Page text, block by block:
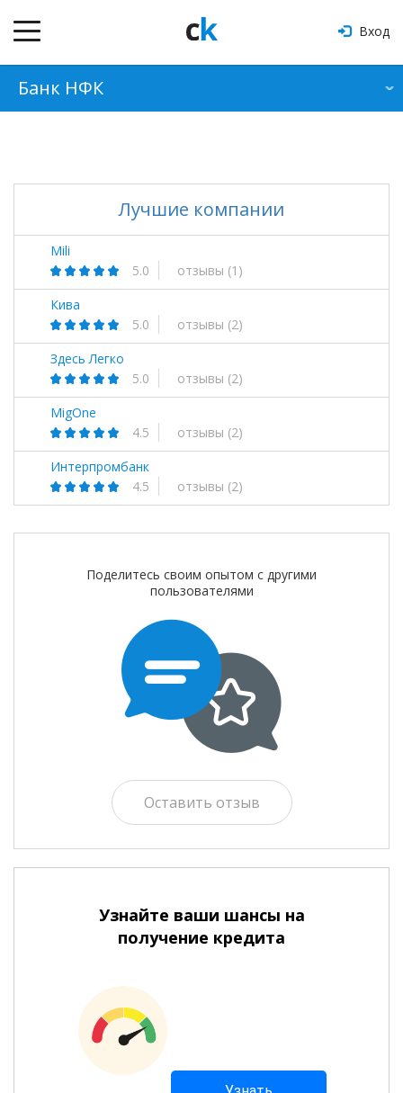
Вход
Оформить кредит
Банк НФК
Лучшие компании
Mili
5.0
отзывы (1)
Кива
5.0
отзывы (2)
Здесь Легко
5.0
отзывы (2)
MigOne
4.5
отзывы (2)
Интерпромбанк
4.5
отзывы (2)
Поделитесь своим опытом с другими
пользователями
Оставить отзыв
Узнайте ваши шансы на
получение кредита